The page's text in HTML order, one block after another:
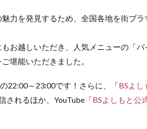
力を発見するため、全国各地を街ブラ
お越しいただき、人気メニューの「バ
堪能いただきました。
22:00～23:00です！さらに、「BSよし
されるほか、YouTube「BSよしもと公